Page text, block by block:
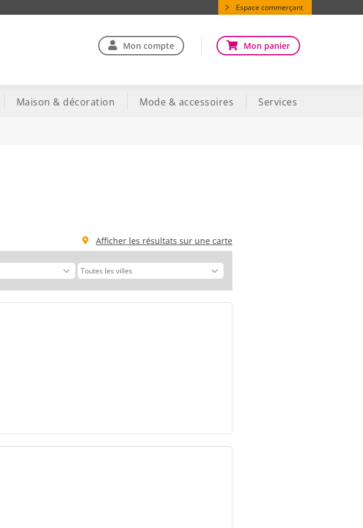
Espace commerçant
Mon compte Mon panier
Maison & décoration Mode & accessoires Services
Afficher les résultats sur une carte